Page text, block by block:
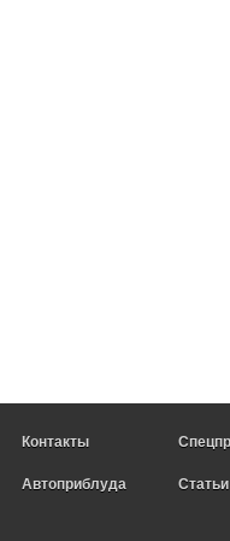
Контакты
Автоприблуда Статьи